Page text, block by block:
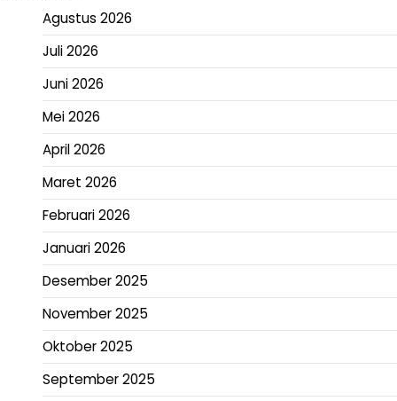
Agustus 2026
Juli 2026
Juni 2026
Mei 2026
April 2026
Maret 2026
Februari 2026
Januari 2026
Desember 2025
November 2025
Oktober 2025
September 2025